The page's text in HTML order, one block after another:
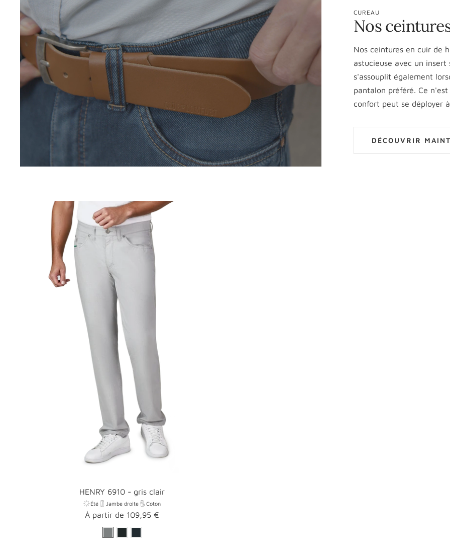
CUREAU
Nos
Nos ceintures en cuir de
astucieuse avec un
s'assouplit également
pantalon préféré. Ce
confort peut se déployer
DÉCOUVRIR
HENRY 6910 - gris clair
Été Jambe droite Coton
Prix
promotionnel
À partir de 109,95 €